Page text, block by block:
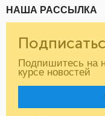
НАША РАССЫЛКА
Подпишитесь на
курсе новостей